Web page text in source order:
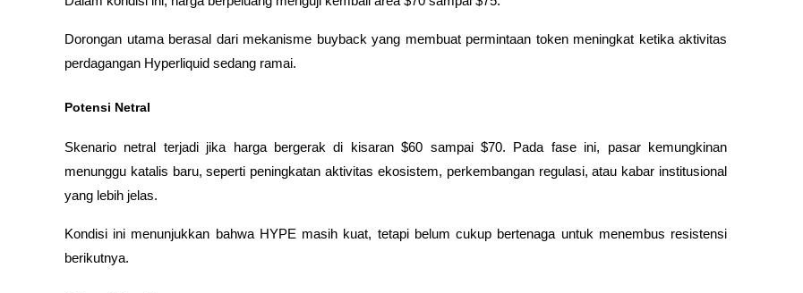
Dorongan utama berasal dari mekanisme buyback yang membuat permintaan token meningkat ketika aktivitas
perdagangan Hyperliquid sedang ramai.
Potensi Netral
Skenario netral terjadi jika harga bergerak di kisaran $60 sampai $70. Pada fase ini, pasar kemungkinan
menunggu katalis baru, seperti peningkatan aktivitas ekosistem, perkembangan regulasi, atau kabar institusional
yang lebih jelas.
Kondisi ini menunjukkan bahwa HYPE masih kuat, tetapi belum cukup bertenaga untuk menembus resistensi
berikutnya.